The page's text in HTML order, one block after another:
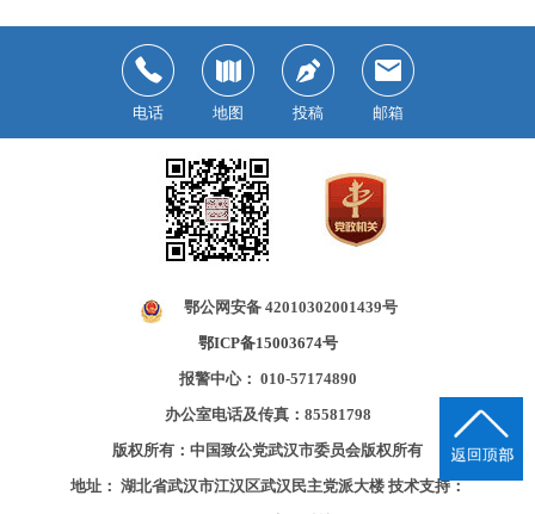
电话 地图 投稿 邮箱
鄂公网安备 42010302001439号
鄂ICP备15003674号
报警中心： 010-57174890
办公室电话及传真：85581798
版权所有：中国致公党武汉市委员会版权所有
地址： 湖北省武汉市江汉区武汉民主党派大楼技术支持：